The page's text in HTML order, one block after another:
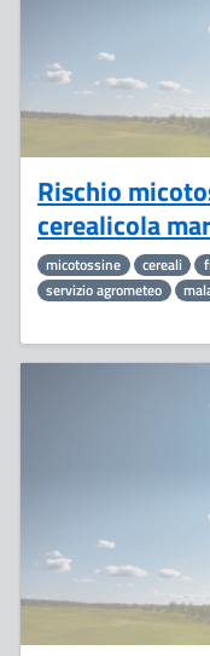
Rischio
cerealicola
micotossine cereali
servizio agrometeo